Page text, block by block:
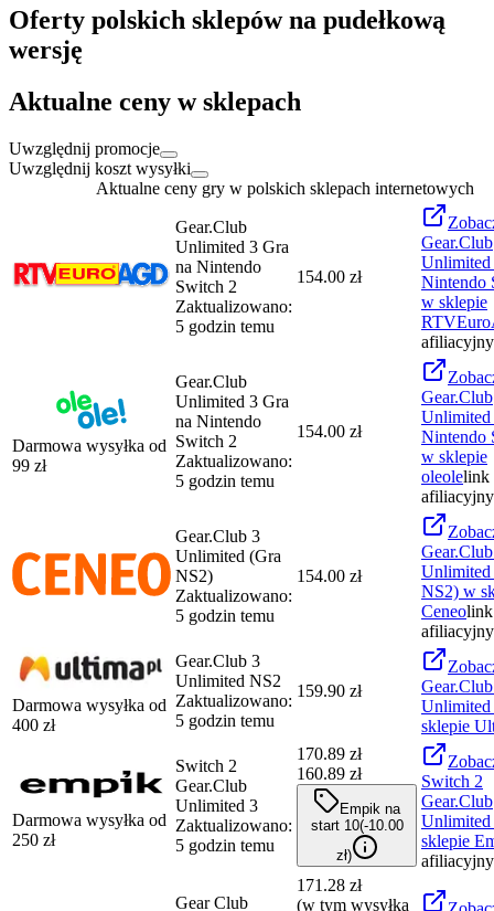
Oferty polskich sklepów na pudełkową
wersję
Aktualne ceny w sklepach
Uwzględnij promocje
Uwzględnij koszt wysyłki
Aktualne ceny gry w polskich sklepach internetowych
Gear.Club
Unlimited 3 Gra
na Nintendo
Switch 2
Zaktualizowano:
5 godzin temu
154.00 zł
Gear.Club
Unlimited
Nintendo
w sklepie
afiliacyjny
Darmowa wysyłka od
99 zł
Gear.Club
Unlimited 3 Gra
na Nintendo
Switch 2
Zaktualizowano:
5 godzin temu
154.00 zł
Gear.Club
Unlimited
Nintendo
w sklepie
oleolelink
afiliacyjny
Gear.Club 3
Unlimited (Gra
NS2)
Zaktualizowano:
5 godzin temu
154.00 zł
Unlimited
NS2) w
Ceneolink
afiliacyjny
Darmowa wysyłka od
400 zł
Gear.Club 3
Unlimited NS2
Zaktualizowano:
5 godzin temu
159.90 zł
Unlimited
sklepie
Darmowa wysyłka od
250 zł
Switch 2
Gear.Club
Unlimited 3
Zaktualizowano:
5 godzin temu
170.89 zł
160.89 zł
Empik na
start 10(-10.00
zł)
Switch 2
Gear.Club
Unlimited
sklepie
afiliacyjny
Gear Club
171.28 zł
(w tym wysyłka